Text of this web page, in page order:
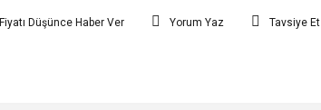
Fiyatı Düşünce Haber Ver Yorum Yaz Tavsiye Et